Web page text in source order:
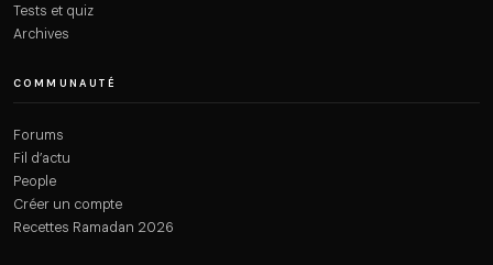
Tests et quiz
Archives
COMMUNAUTÉ
Forums
Fil d’actu
People
Créer un compte
Recettes Ramadan 2026